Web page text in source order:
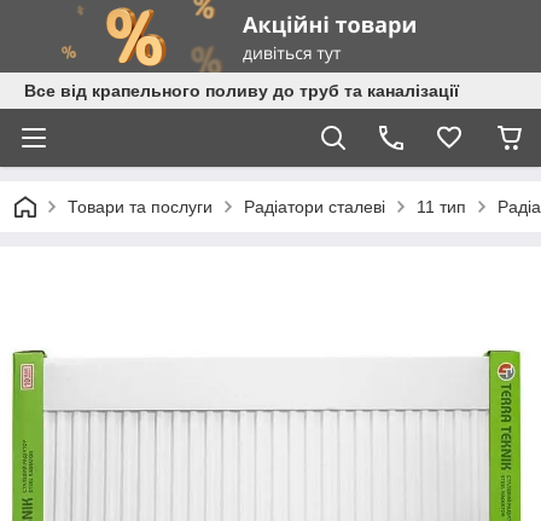
Все від крапельного поливу до труб та каналізації
Товари та послуги Радіатори сталеві 11 тип